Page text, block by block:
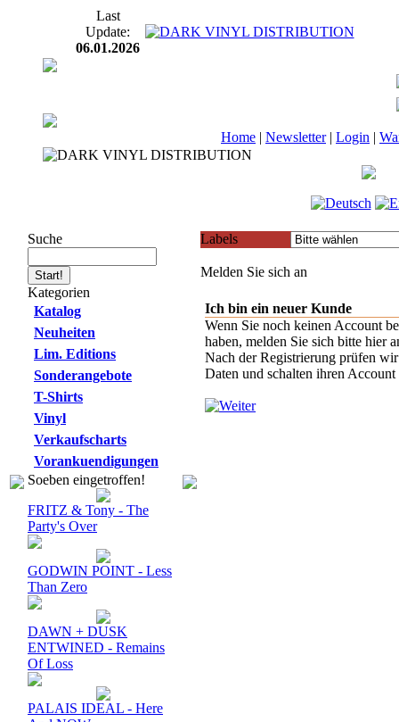
Last
Update:
06.01.2026
Home | Newsletter| Login |
Suche
Kategorien
Katalog
Neuheiten
Lim. Editions
Sonderangebote
T-Shirts
Vinyl
Verkaufscharts
Vorankuendigungen
Soeben eingetroffen!
FRITZ & Tony - The
Party's Over
GODWIN POINT - Less
Than Zero
DAWN + DUSK
ENTWINED - Remains
Of Loss
PALAIS IDEAL - Here
Labels
Melden Sie sich an
Ich bin ein neuer Kunde
Wenn Sie noch keinen Account
haben, melden Sie sich bitte hier
Nach der Registrierung prüfen
Daten und schalten ihren